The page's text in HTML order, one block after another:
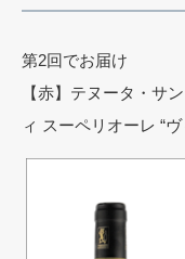
第2回でお届け
【赤】テヌータ・サ
ィ スーペリオーレ “